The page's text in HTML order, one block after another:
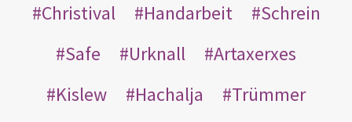
Christival Handarbeit
Schrein
Safe
Urknall
Artaxerxes
Kislew
Hachalja
Trümmer